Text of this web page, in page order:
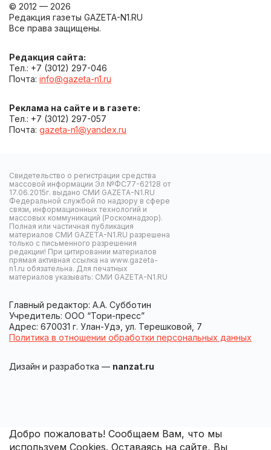
© 2012 — 2026
Редакция газеты GAZETA-N1.RU
Все права защищены.
Редакция сайта:
Тел.: +7 (3012) 297-046
Почта: info@gazeta-n1.ru
Реклама на сайте и в газете:
Тел.: +7 (3012) 297-057
Почта: gazeta-n1@yandex.ru
Свидетельство о регистрации средства
массовой информации Эл №ФС77-62128 от
17.06.2015г. выдано СМИ GAZETA-N1.RU
Федеральной службой по надзору в сфере
связи, информационных технологий и
массовых коммуникаций (Роскомнадзор).
Полная или частичная публикация
материалов СМИ GAZETA-N1.RU разрешена
только с письменного разрешения
редакции! При цитировании материалов
прямая активная ссылка на www.gazeta-
n1.ru обязательна. Для печатных
материалов указывать: СМИ GAZETA-N1.RU
Главный редактор: А.А. Субботин
Учредитель: ООО “Тори-пресс”
Адрес: 670031 г. Улан-Удэ, ул. Терешковой, 7
Политика в отношении обработки персональных данных
Дизайн и разработка — nanzat.ru
Добро пожаловать! Сообщаем Вам, что мы
используем Cookies. Оставаясь на сайте, Вы